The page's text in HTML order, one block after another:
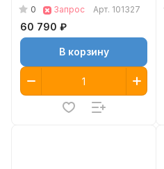
0 Запрос Арт. 101327
60 790 ₽
В корзину